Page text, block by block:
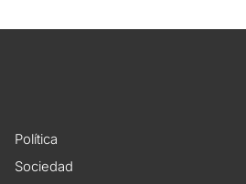
Política
Sociedad